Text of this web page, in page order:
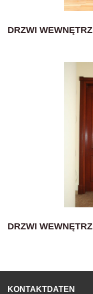
DRZWI
DRZWI
KONTAKTDATEN